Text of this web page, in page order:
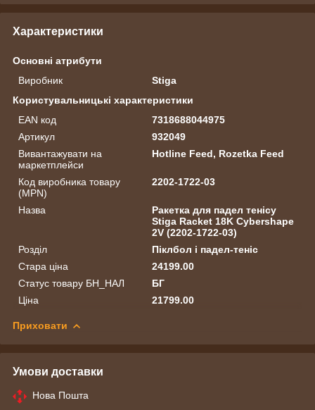
Характеристики
Основні атрибути
Виробник
Stiga
Користувальницькі характеристики
EAN код
7318688044975
Артикул
932049
Вивантажувати на
маркетплейси
Hotline Feed, Rozetka Feed
Код виробника товару
(MPN)
2202-1722-03
Назва
Ракетка для падел тенісу
Stiga Racket 18K Cybershape
2V (2202-1722-03)
Розділ
Піклбол і падел-теніс
Стара ціна
24199.00
Статус товару БН_НАЛ
БГ
Ціна
21799.00
Приховати
Умови доставки
Нова Пошта